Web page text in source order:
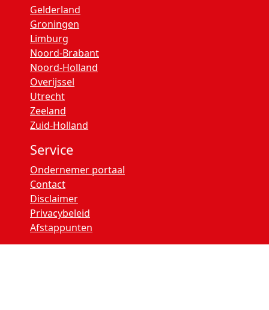
Gelderland
Groningen
Limburg
Noord-Brabant
Noord-Holland
Overijssel
Utrecht
Zeeland
Zuid-Holland
Service
Ondernemer portaal
Contact
Disclaimer
Privacybeleid
Afstappunten